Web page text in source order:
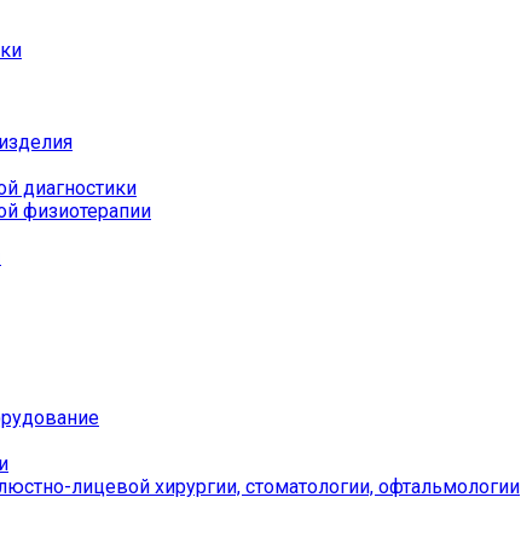
диагностики
физиотерапии
лицевой хирургии, стоматологии, офтальмологии